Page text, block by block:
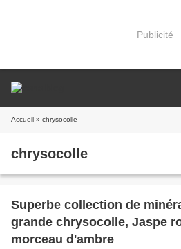
Publicité
Accueil » chrysocolle
chrysocolle
Superbe collection de
grande chrysocolle, Jaspe
morceau d'ambre